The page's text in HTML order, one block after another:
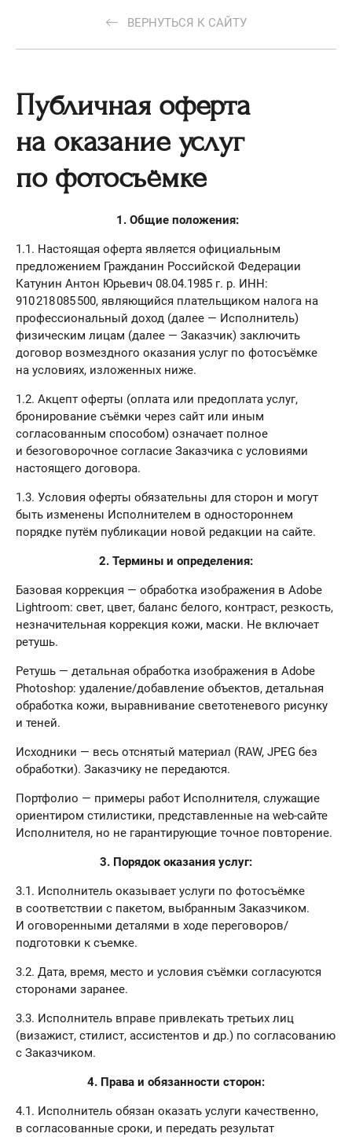
ВЕРНУТЬСЯ К САЙТУ
Публичная оферта
на оказание услуг
по фотосъёмке
1. Общие положения:
1.1. Настоящая оферта является официальным
предложением Гражданин Российской Федерации
Катунин Антон Юрьевич 08.04.1985 г. р. ИНН:
910 218 085 500, являющийся плательщиком налога на
профессиональный доход (далее — Исполнитель)
физическим лицам (далее — Заказчик) заключить
договор возмездного оказания услуг по фотосъёмке
на условиях, изложенных ниже.
1.2. Акцепт оферты (оплата или предоплата услуг,
бронирование съёмки через сайт или иным
согласованным способом) означает полное
и безоговорочное согласие Заказчика с условиями
настоящего договора.
1.3. Условия оферты обязательны для сторон и могут
быть изменены Исполнителем в одностороннем
порядке путём публикации новой редакции на сайте.
2. Термины и определения:
Базовая коррекция — обработка изображения в Adobe
Lightroom: свет, цвет, баланс белого, контраст, резкость,
незначительная коррекция кожи, маски. Не включает
ретушь.
Ретушь — детальная обработка изображения в Adobe
Photoshop: удаление/добавление объектов, детальная
обработка кожи, выравнивание светотеневого рисунку
и теней.
Исходники — весь отснятый материал (RAW, JPEG без
обработки). Заказчику не передаются.
Портфолио — примеры работ Исполнителя, служащие
ориентиром стилистики, представленные на web-сайте
Исполнителя, но не гарантирующие точное повторение.
3. Порядок оказания услуг:
3.1. Исполнитель оказывает услуги по фотосъёмке
в соответствии с пакетом, выбранным Заказчиком.
И оговоренными деталями в ходе переговоров/
подготовки к съемке.
3.2. Дата, время, место и условия съёмки согласуются
сторонами заранее.
3.3. Исполнитель вправе привлекать третьих лиц
(визажист, стилист, ассистентов и др.) по согласованию
с Заказчиком.
4. Права и обязанности сторон:
4.1. Исполнитель обязан оказать услуги качественно,
в согласованные сроки, и передать результат